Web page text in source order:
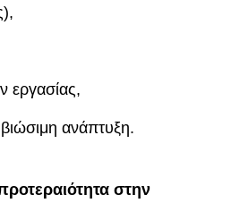
εργασίας,
βιώσιμη ανάπτυξη.
στην